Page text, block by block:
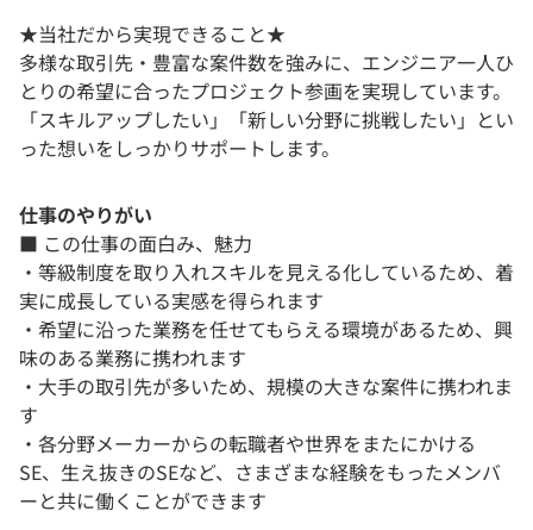
★当社だから実現できること★
多様な取引先・豊富な案件数を強みに、エンジニア一人ひ
とりの希望に合ったプロジェクト参画を実現しています。
「スキルアップしたい」「新しい分野に挑戦したい」とい
った想いをしっかりサポートします。
仕事のやりがい
■ この仕事の面白み、魅力
・等級制度を取り入れスキルを見える化しているため、着
実に成長している実感を得られます
・希望に沿った業務を任せてもらえる環境があるため、興
味のある業務に携われます
・大手の取引先が多いため、規模の大きな案件に携われま
す
・各分野メーカーからの転職者や世界をまたにかける
SE、生え抜きのSEなど、さまざまな経験をもったメンバ
ーと共に働くことができます